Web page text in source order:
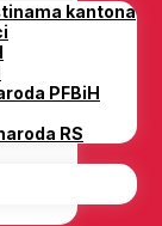
kantona
PFBiH
RS